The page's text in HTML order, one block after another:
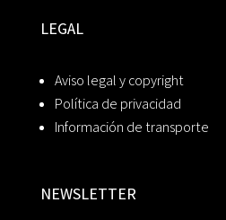
LEGAL
Aviso legal y copyright
Política de privacidad
Información de transporte
NEWSLETTER